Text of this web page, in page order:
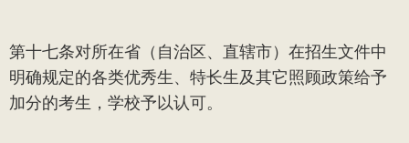
第十七条对所在省（自治区、直辖市）在招生文件中
明确规定的各类优秀生、特长生及其它照顾政策给予
加分的考生，学校予以认可。